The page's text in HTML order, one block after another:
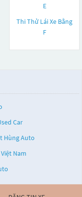
E
Thi Thử Lái Xe Bằng
F
Car
Hùng Auto
Nam